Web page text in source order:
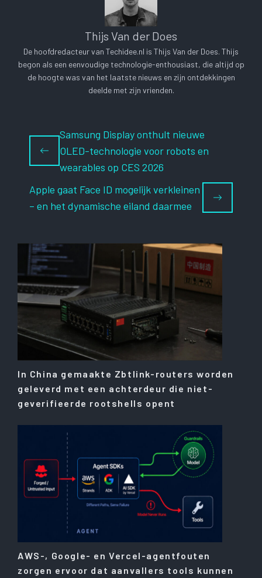
Thijs Van der Does
De hoofdredacteur van Techidee.nl is Thijs Van der Does. Thijs
begon als een eenvoudige technologie-enthousiast, die altijd op
de hoogte was van het laatste nieuws en zijn ontdekkingen
deelde met zijn vrienden.
Samsung Display onthult nieuwe
OLED-technologie voor robots en
wearables op CES 2026
Apple gaat Face ID mogelijk verkleinen
– en het dynamische eiland daarmee
In China gemaakte Zbtlink-routers worden
geleverd met een achterdeur die niet-
geverifieerde rootshells opent
AWS-, Google- en Vercel-agentfouten
zorgen ervoor dat aanvallers tools kunnen